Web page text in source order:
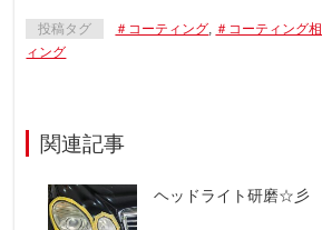
投稿タグ ＃コーティング, ＃コーティング
ィング
関連記事
ヘッドライト研磨☆彡